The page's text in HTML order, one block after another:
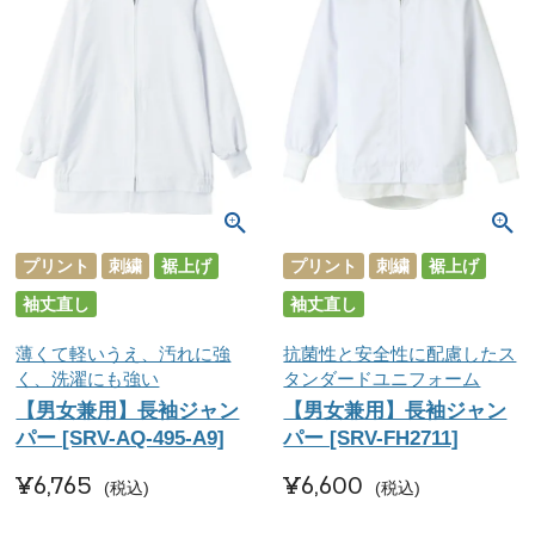
プリント 刺繍
裾上げ
袖丈直し
薄くて軽いうえ、汚れに強
く、洗濯にも強い
【男女兼用】長袖ジャン
パー [SRV-AQ-495-A9]
¥6,765 税込
プリント 刺繍
裾上げ
袖丈直し
抗菌性と安全性に配慮したス
タンダードユニフォーム
【男女兼用】長袖ジャン
パー [SRV-FH2711]
¥6,600 税込